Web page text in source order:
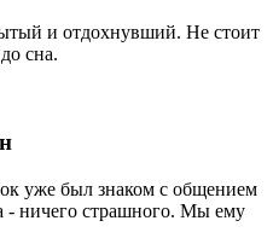
и отдохнувший. Не стоит
сна.
уже был знаком с общением
- ничего страшного. Мы ему